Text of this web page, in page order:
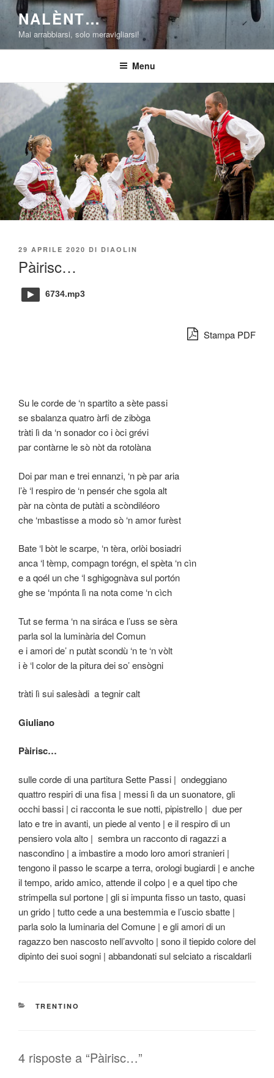
Salta
contenuto
NALÈNT…
Mai arrabbiarsi, solo meravigliarsi!
Menu
PUBBLICATO
29 APRILE 2020 DI DIAOLIN
Pàirisc…
6734.mp3
Stampa PDF
Su le corde de ‘n spartito a sète passi
se sbalanza quatro àrfi de zibòga
tràti lì da ‘n sonador co i òci grévi
par contàrne le sò nòt da rotolàna
Doi par man e trei ennanzi, ‘n pè par aria
l’è ‘l respiro de ‘n pensér che sgola alt
pàr na cònta de putàti a scòndiléoro
che ‘mbastisse a modo sò ‘n amor furèst
Bate ‘l bòt le scarpe, ‘n tèra, orlòi bosiadri
anca ‘l tèmp, compagn torégn, el spèta ‘n cìn
e a qoél un che ‘l sghigognàva sul portón
ghe se ‘mpónta lì na nota come ‘n cìch
Tut se ferma ‘n na siráca e l’uss se sèra
parla sol la luminària del Comun
e i amori de’ n putàt scondù ‘n te ‘n vòlt
i è ‘l color de la pitura dei so’ ensògni
tràti lì sui salesàdi a tegnir calt
Giuliano
Pàirisc…
sulle corde di una partitura Sette Passi | ondeggiano
quattro respiri di una fisa | messi lì da un suonatore, gli
occhi bassi | ci racconta le sue notti, pipistrello | due per
lato e tre in avanti, un piede al vento | e il respiro di un
pensiero vola alto | sembra un racconto di ragazzi a
nascondino | a imbastire a modo loro amori stranieri |
tengono il passo le scarpe a terra, orologi bugiardi | e anche
il tempo, arido amico, attende il colpo | e a quel tipo che
strimpella sul portone | gli si impunta fisso un tasto, quasi
un grido | tutto cede a una bestemmia e l’uscio sbatte |
parla solo la luminaria del Comune | e gli amori di un
ragazzo ben nascosto nell’avvolto | sono il tiepido colore del
dipinto dei suoi sogni | abbandonati sul selciato a riscaldarli
CATEGORIE
TRENTINO
4 risposte a “Pàirisc…”